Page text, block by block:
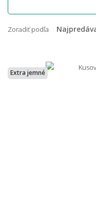
Zoradiť podľa
Extra jemné